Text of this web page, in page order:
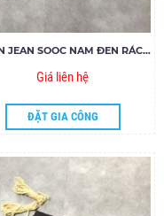
QUẦN JEAN SOOC NAM ĐEN RÁCH SR634.1
Giá liên hệ
ĐẶT GIA CÔNG